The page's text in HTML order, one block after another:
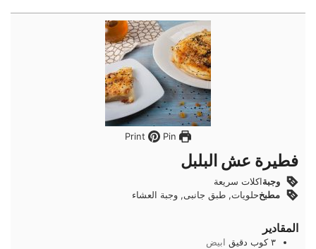
Pin
فطيرة عش البلبل
وجبةاكلات سريعة
مطبخحلويات, طبق جانبى, وجبة العشاء
المقادير
٣ كوب دقيق ابيض